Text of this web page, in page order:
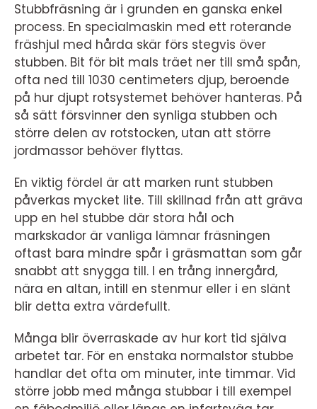
Stubbfräsning är i grunden en ganska enkel
process. En specialmaskin med ett roterande
fräshjul med hårda skär förs stegvis över
stubben. Bit för bit mals träet ner till små spån,
ofta ned till 1030 centimeters djup, beroende
på hur djupt rotsystemet behöver hanteras. På
så sätt försvinner den synliga stubben och
större delen av rotstocken, utan att större
jordmassor behöver flyttas.
En viktig fördel är att marken runt stubben
påverkas mycket lite. Till skillnad från att gräva
upp en hel stubbe där stora hål och
markskador är vanliga lämnar fräsningen
oftast bara mindre spår i gräsmattan som går
snabbt att snygga till. I en trång innergård,
nära en altan, intill en stenmur eller i en slänt
blir detta extra värdefullt.
Många blir överraskade av hur kort tid själva
arbetet tar. För en enstaka normalstor stubbe
handlar det ofta om minuter, inte timmar. Vid
större jobb med många stubbar i till exempel